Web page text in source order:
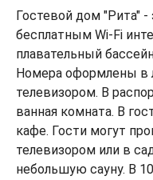
Гостевой дом "Рита"
бесплатным Wi-Fi
плавательный
Номера оформлены в
телевизором. В
ванная комната. В
кафе. Гости могут
телевизором или в
небольшую сауну. В